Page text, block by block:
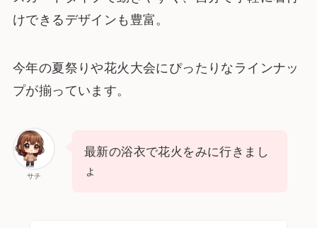
けできるデザインも豊富。
今年の夏祭りや花火大会にぴったりなラインナッ
プが揃っています。
サチ
最新の浴衣で花火をみに行きまし
ょ